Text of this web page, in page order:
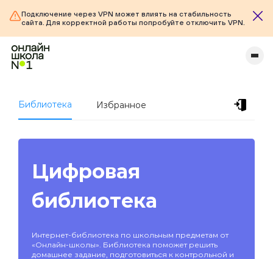
Подключение через VPN может влиять на стабильность
сайта. Для корректной работы попробуйте отключить VPN.
Библиотека Избранное
Цифровая
библиотека
Интернет-библиотека по школьным предметам от
«Онлайн-школы». Библиотека поможет решить
домашнее задание, подготовиться к контрольной и